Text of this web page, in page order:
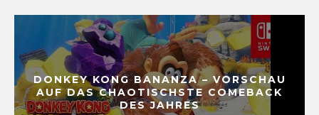
DONKEY KONG BANANZA – VORSCHAU
AUF DAS CHAOTISCHSTE COMEBACK
DES JAHRES